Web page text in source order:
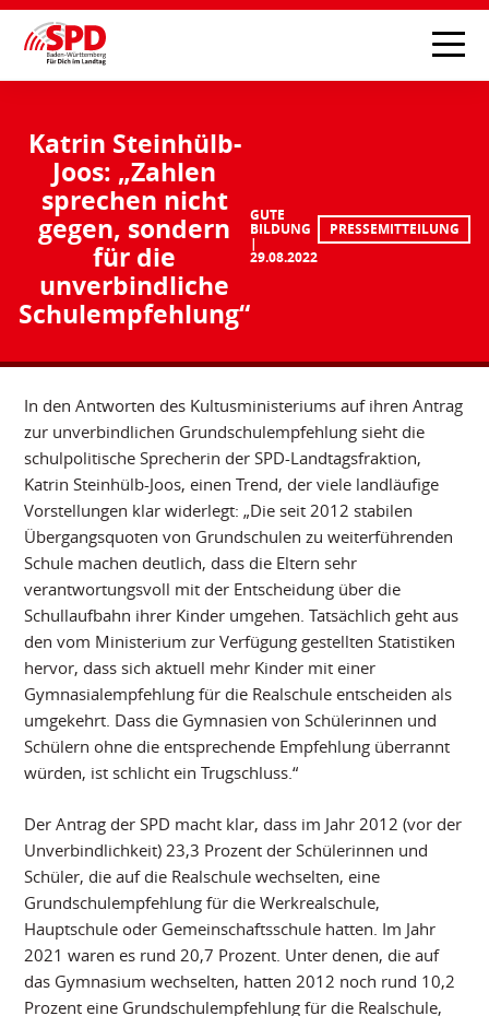
Katrin Steinhülb-
Joos: „Zahlen
sprechen nicht
gegen, sondern
für die
unverbindliche
Schulempfehlung“
GUTE
BILDUNG
29.08.2022
PRESSEMITTEILUNG
In den Antworten des Kultusministeriums auf ihren Antrag
zur unverbindlichen Grundschulempfehlung sieht die
schulpolitische Sprecherin der SPD-Landtagsfraktion,
Katrin Steinhülb-Joos, einen Trend, der viele landläufige
Vorstellungen klar widerlegt: „Die seit 2012 stabilen
Übergangsquoten von Grundschulen zu weiterführenden
Schule machen deutlich, dass die Eltern sehr
verantwortungsvoll mit der Entscheidung über die
Schullaufbahn ihrer Kinder umgehen. Tatsächlich geht aus
den vom Ministerium zur Verfügung gestellten Statistiken
hervor, dass sich aktuell mehr Kinder mit einer
Gymnasialempfehlung für die Realschule entscheiden als
umgekehrt. Dass die Gymnasien von Schülerinnen und
Schülern ohne die entsprechende Empfehlung überrannt
würden, ist schlicht ein Trugschluss.“
Der Antrag der SPD macht klar, dass im Jahr 2012 (vor der
Unverbindlichkeit) 23,3 Prozent der Schülerinnen und
Schüler, die auf die Realschule wechselten, eine
Grundschulempfehlung für die Werkrealschule,
Hauptschule oder Gemeinschaftsschule hatten. Im Jahr
2021 waren es rund 20,7 Prozent. Unter denen, die auf
das Gymnasium wechselten, hatten 2012 noch rund 10,2
Prozent eine Grundschulempfehlung für die Realschule,